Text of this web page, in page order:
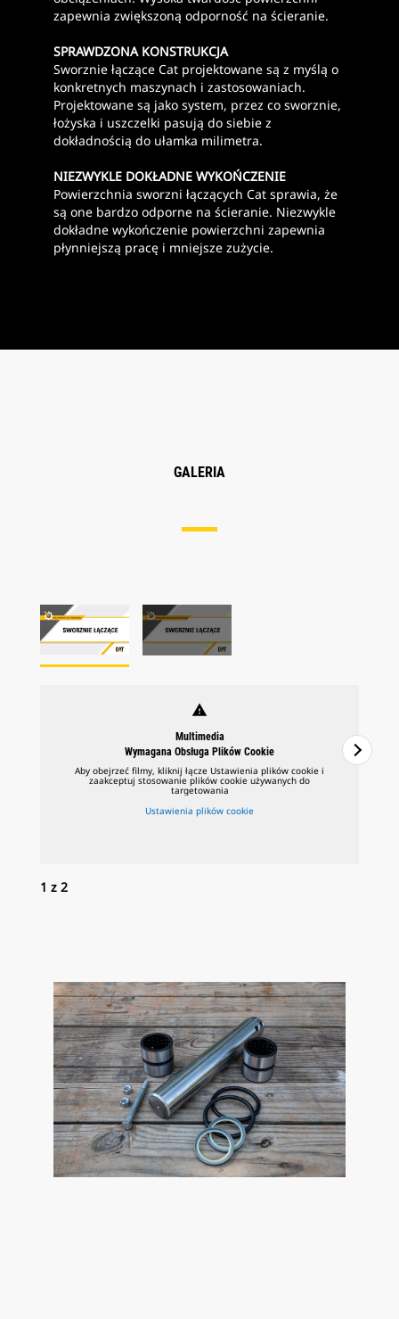
zapewnia zwiększoną odporność na ścieranie.
SPRAWDZONA KONSTRUKCJA
Sworznie łączące Cat projektowane są z myślą o
konkretnych maszynach i zastosowaniach.
Projektowane są jako system, przez co sworznie,
łożyska i uszczelki pasują do siebie z
dokładnością do ułamka milimetra.
NIEZWYKLE DOKŁADNE WYKOŃCZENIE
Powierzchnia sworzni łączących Cat sprawia, że
są one bardzo odporne na ścieranie. Niezwykle
dokładne wykończenie powierzchni zapewnia
płynniejszą pracę i mniejsze zużycie.
GALERIA
warning
Multimedia
Wymagana Obsługa Plików Cookie
Aby obejrzeć filmy, kliknij łącze Ustawienia plików cookie i
zaakceptuj stosowanie plików cookie używanych do
targetowania
Ustawienia plików cookie
1 z 2